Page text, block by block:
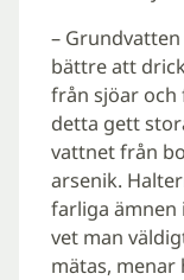
–
bättre att
från sjöar och
detta gett
vattnet från
arsenik.
farliga
vet man
mätas, menar